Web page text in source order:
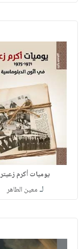
يوميات أكرم زعيتر
لـ معين الطاهر